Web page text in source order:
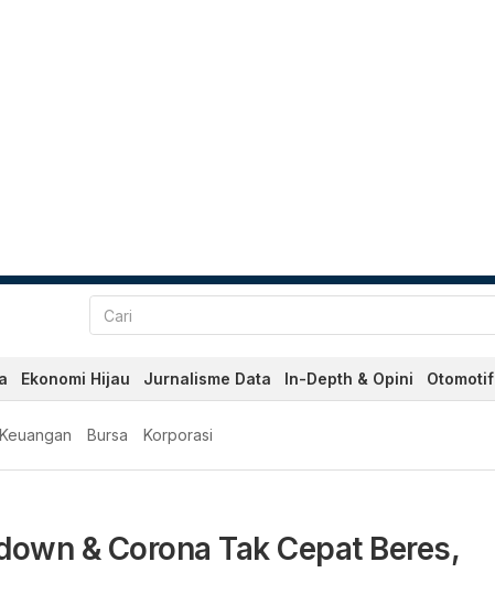
Ekonomi Hijau Jurnalisme Data In-Depth & Opini Otomotif
Keuangan Bursa Korporasi
& Corona Tak Cepat Beres,